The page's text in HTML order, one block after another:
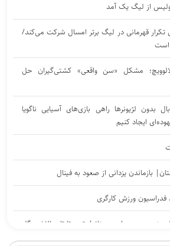
از لیگ یک آمد
تکرار قهرمانی در لیگ برتر امسال شرکت می‌کند/
است
مشکل «سن واقعی» کشتی‌گیران حل
بدون لژیونرها راهی بازی‌های آسیایی ناگویا
ایجاد کنیم
بازماندن یزدانی از صعود به فینال
ورزش کارگری
در دیدار دوستانه/ تیم تارتار بالاخره گل